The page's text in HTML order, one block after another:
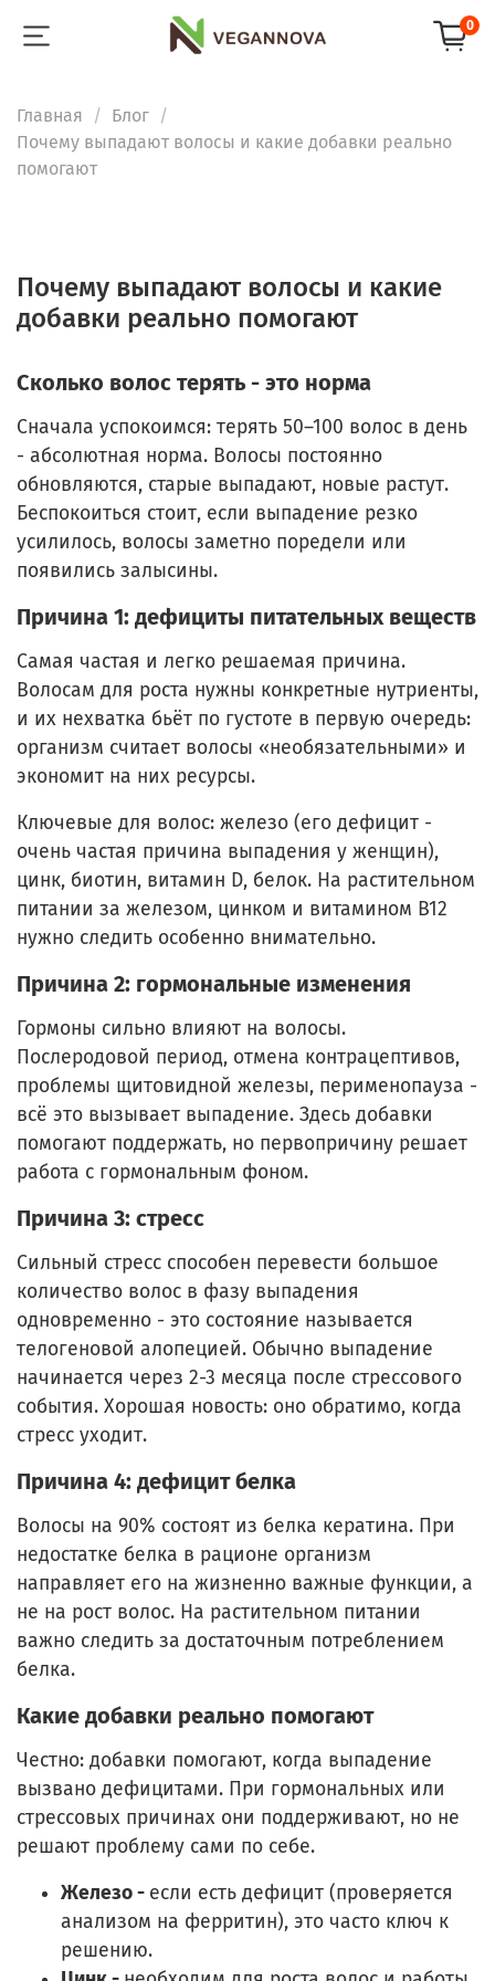
0
Главная
Блог
Почему выпадают волосы и какие добавки реально
помогают
Почему выпадают волосы и какие
добавки реально помогают
Сколько волос терять - это норма
Сначала успокоимся: терять 50–100 волос в день
- абсолютная норма. Волосы постоянно
обновляются, старые выпадают, новые растут.
Беспокоиться стоит, если выпадение резко
усилилось, волосы заметно поредели или
появились залысины.
Причина 1: дефициты питательных веществ
Самая частая и легко решаемая причина.
Волосам для роста нужны конкретные нутриенты,
и их нехватка бьёт по густоте в первую очередь:
организм считает волосы «необязательными» и
экономит на них ресурсы.
Ключевые для волос: железо (его дефицит -
очень частая причина выпадения у женщин),
цинк, биотин, витамин D, белок. На растительном
питании за железом, цинком и витамином B12
нужно следить особенно внимательно.
Причина 2: гормональные изменения
Гормоны сильно влияют на волосы.
Послеродовой период, отмена контрацептивов,
проблемы щитовидной железы, перименопауза -
всё это вызывает выпадение. Здесь добавки
помогают поддержать, но первопричину решает
работа с гормональным фоном.
Причина 3: стресс
Сильный стресс способен перевести большое
количество волос в фазу выпадения
одновременно - это состояние называется
телогеновой алопецией. Обычно выпадение
начинается через 2-3 месяца после стрессового
события. Хорошая новость: оно обратимо, когда
стресс уходит.
Причина 4: дефицит белка
Волосы на 90% состоят из белка кератина. При
недостатке белка в рационе организм
направляет его на жизненно важные функции, а
не на рост волос. На растительном питании
важно следить за достаточным потреблением
белка.
Какие добавки реально помогают
Честно: добавки помогают, когда выпадение
вызвано дефицитами. При гормональных или
стрессовых причинах они поддерживают, но не
решают проблему сами по себе.
Железо - если есть дефицит (проверяется
анализом на ферритин), это часто ключ к
решению.